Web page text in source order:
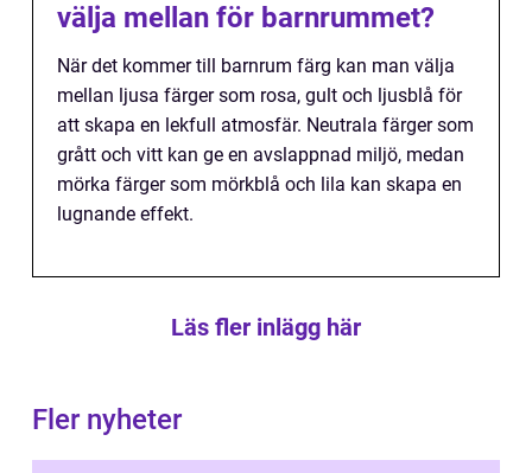
välja mellan för barnrummet?
När det kommer till barnrum färg kan man välja
mellan ljusa färger som rosa, gult och ljusblå för
att skapa en lekfull atmosfär. Neutrala färger som
grått och vitt kan ge en avslappnad miljö, medan
mörka färger som mörkblå och lila kan skapa en
lugnande effekt.
Läs fler inlägg här
Fler nyheter